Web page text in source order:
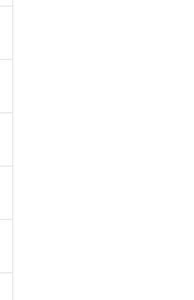
抜)を提供させていただ
ことをご了承ください。
タに基づき作成されるも
あることをご了承くださ
です。
ある商品です。
す予定はありません。
中の商品です。
やむを得ず変更すること
1000ppm以下、フタル酸ジブチ
エーテル類) : 1000ppm、
以下｢規制貨物等」とい
務取引許可)を取得する
いよう必要な手段を講じ